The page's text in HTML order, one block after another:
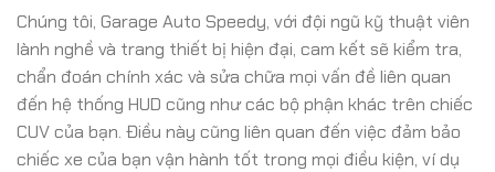
Chúng tôi, Garage Auto Speedy, với đội ngũ kỹ thuật viên
lành nghề và trang thiết bị hiện đại, cam kết sẽ kiểm tra,
chẩn đoán chính xác và sửa chữa mọi vấn đề liên quan
đến hệ thống HUD cũng như các bộ phận khác trên chiếc
CUV của bạn. Điều này cũng liên quan đến việc đảm bảo
chiếc xe của bạn vận hành tốt trong mọi điều kiện, ví dụ